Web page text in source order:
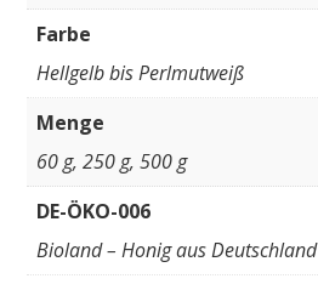
Farbe
Hellgelb bis Perlmutweiß
Menge
60 g, 250 g, 500 g
DE-ÖKO-006
Bioland – Honig aus Deutschland